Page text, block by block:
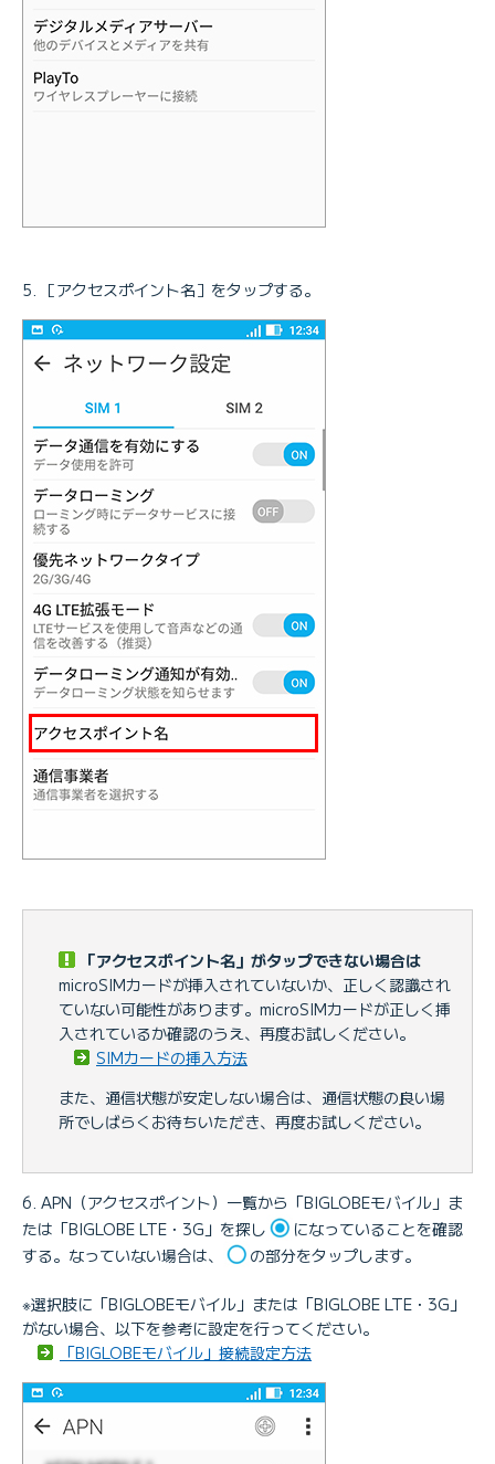
［アクセスポイント名］をタップする。
「アクセスポイント名」がタップできない場合は
microSIMカードが挿入されていないか、正しく認識され
ていない可能性があります。microSIMカードが正しく挿
入されているか確認のうえ、再度お試しください。
SIMカードの挿入方法
また、通信状態が安定しない場合は、通信状態の良い場
所でしばらくお待ちいただき、再度お試しください。
APN（アクセスポイント）一覧から「BIGLOBEモバイル」ま
たは「BIGLOBE LTE・3G」を探し
になっていることを確認
する。なっていない場合は、
の部分をタップします。
※選択肢に「BIGLOBEモバイル」または「BIGLOBE LTE・3G」
がない場合、以下を参考に設定を行ってください。
「BIGLOBEモバイル」接続設定方法